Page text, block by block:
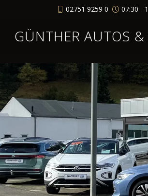
02751 9259 0 07:30 -
GÜNTHER AUTOS &